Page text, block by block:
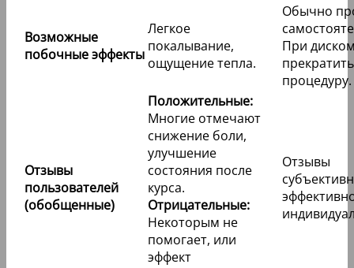
Возможные
побочные эффекты
Легкое
покалывание,
ощущение тепла.
Обычно
При
прекратить
процедуру.
Отзывы
пользователей
(обобщенные)
Положительные:
Многие отмечают
снижение боли,
улучшение
состояния после
курса.
Отрицательные:
Некоторым не
помогает, или
эффект
Отзывы